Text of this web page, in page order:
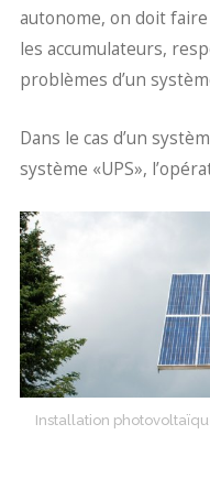
autonome, on doit
les accumulateurs,
problèmes d’un
Dans le cas d’un
système «UPS»,
Installation